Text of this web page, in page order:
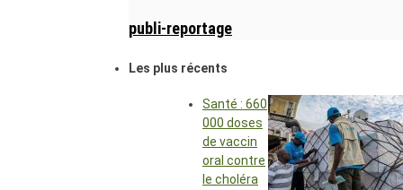
publi-reportage
Les plus récents
Santé : 660
000 doses
de vaccin
oral contre
le choléra